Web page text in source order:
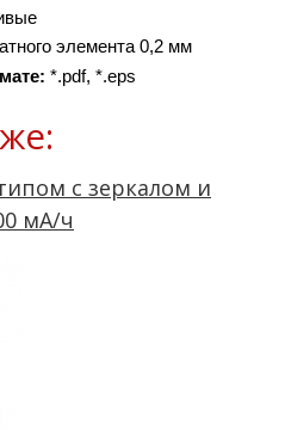
элемента 0,2 мм
*.pdf, *.eps
с зеркалом и
мА/ч